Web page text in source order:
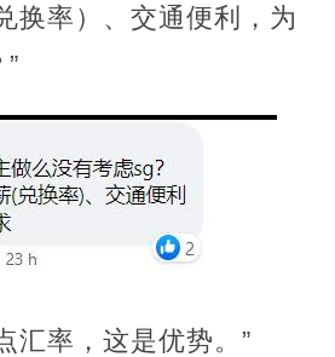
换率）、交通便利，为
汇率，这是优势。”